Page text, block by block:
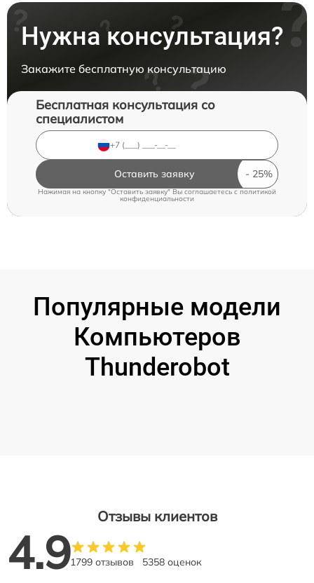
Нужна консультация?
Закажите бесплатную консультацию
Бесплатная консультация со
специалистом
Оставить заявку
Нажимая на кнопку "Оставить заявку" Вы соглашаетесь cполитикой
конфиденциальности
Популярные модели
Компьютеров
Thunderobot
Отзывы клиентов
4.91799 отзывов 5358 оценок